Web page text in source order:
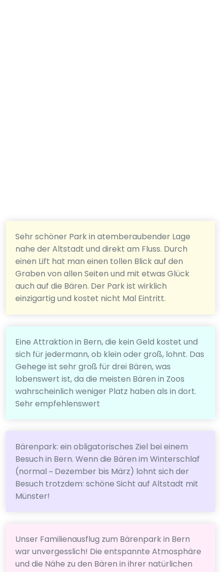
Sehr schöner Park in atemberaubender Lage
nahe der Altstadt und direkt am Fluss. Durch
einen Lift hat man einen tollen Blick auf den
Graben von allen Seiten und mit etwas Glück
auch auf die Bären. Der Park ist wirklich
einzigartig und kostet nicht Mal Eintritt.
Eine Attraktion in Bern, die kein Geld kostet und
sich für jedermann, ob klein oder groß, lohnt. Das
Gehege ist sehr groß für drei Bären, was
lobenswert ist, da die meisten Bären in Zoos
wahrscheinlich weniger Platz haben als in dort.
Sehr empfehlenswert
Bärenpark: ein obligatorisches Ziel bei einem
Besuch in Bern. Wenn die Bären im Winterschlaf
(normal ~ Dezember bis März) lohnt sich der
Besuch trotzdem: schöne Sicht auf Altstadt mit
Münster!
Unser Familienausflug zum Bärenpark in Bern
war unvergesslich! Die entspannte Atmosphäre
und die Nähe zu den Bären in ihrer natürlichen